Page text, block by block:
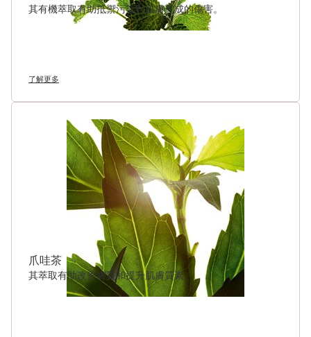
其有機萃取有助抵禦污染對肌膚造成的傷害。
了解更多
爪哇茶
其萃取有助改善膚質和提升肌膚質素。